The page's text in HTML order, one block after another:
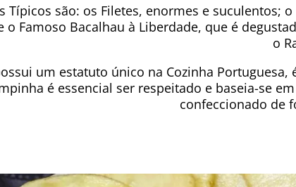
Típicos são: os Filetes, enormes e suculentos;
o Famoso Bacalhau à Liberdade, que é
o
um estatuto único na Cozinha
é essencial ser respeitado e baseia-se
confeccionado de